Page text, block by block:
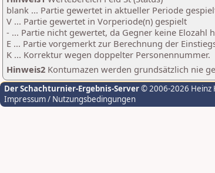
blank ... Partie gewertet in aktueller Periode
V ... Partie gewertet in Vorperiode(n) gespielt
- ... Partie nicht gewertet, da Gegner keine Elozahl
E ... Partie vorgemerkt zur Berechnung der
K ... Korrektur wegen doppelter Personennummer.
Hinweis2 Kontumazen werden grundsätzlich nie
Der Schachturnier-Ergebnis-Server© 2006-2026 Heinz
Impressum / Nutzungsbedingungen